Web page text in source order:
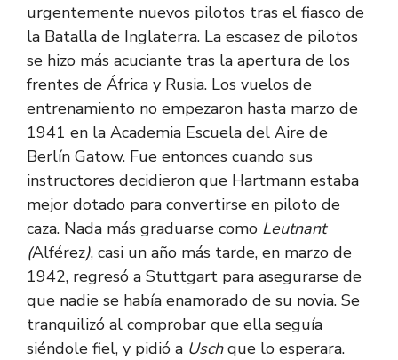
urgentemente nuevos pilotos tras el fiasco de
la Batalla de Inglaterra. La escasez de pilotos
se hizo más acuciante tras la apertura de los
frentes de África y Rusia. Los vuelos de
entrenamiento no empezaron hasta marzo de
1941 en la Academia Escuela del Aire de
Berlín Gatow. Fue entonces cuando sus
instructores decidieron que Hartmann estaba
mejor dotado para convertirse en piloto de
caza. Nada más graduarse como Leutnant
(Alférez), casi un año más tarde, en marzo de
1942, regresó a Stuttgart para asegurarse de
que nadie se había enamorado de su novia. Se
tranquilizó al comprobar que ella seguía
siéndole fiel, y pidió a Uschque lo esperara.